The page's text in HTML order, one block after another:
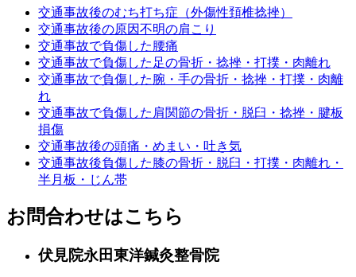
交通事故後のむち打ち症（外傷性頚椎捻挫）
交通事故後の原因不明の肩こり
交通事故で負傷した腰痛
交通事故で負傷した足の骨折・捻挫・打撲・肉離れ
交通事故で負傷した腕・手の骨折・捻挫・打撲・肉離
れ
交通事故で負傷した肩関節の骨折・脱臼・捻挫・腱板
損傷
交通事故後の頭痛・めまい・吐き気
交通事故後負傷した膝の骨折・脱臼・打撲・肉離れ・
半月板・じん帯
お問合わせはこちら
伏見院永田東洋鍼灸整骨院